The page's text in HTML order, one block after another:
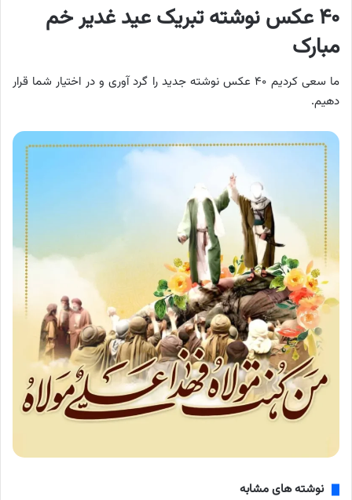
۴۰ عکس نوشته تبریک عید غدیر خم
مبارک
ما سعی کردیم ۴۰ عکس نوشته جدید را گرد آوری و در اختیار شما قرار
دهیم.
نوشته های مشابه